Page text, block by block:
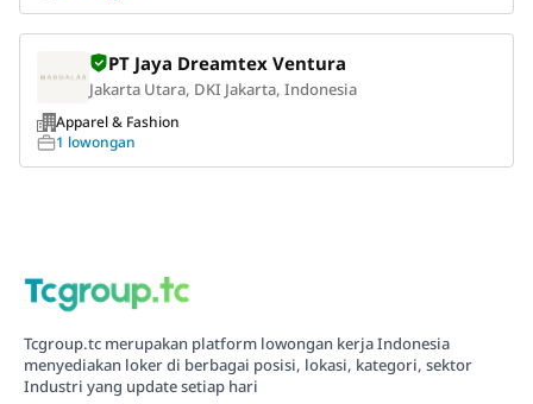
PT Jaya Dreamtex Ventura
Jakarta Utara, DKI Jakarta, Indonesia
Apparel & Fashion
1 lowongan
Tcgroup.tc merupakan platform lowongan kerja Indonesia
menyediakan loker di berbagai posisi, lokasi, kategori, sektor
Industri yang update setiap hari